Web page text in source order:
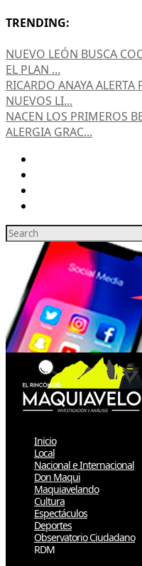
TRENDING:
NUEVO LEÓN BUSCA
EL PLAN ...
RICARDO ANAYA
NUEVOS LI...
NACEN LOS PRIMEROS
ALERGIA GRAC...
Inicio
Local
Nacional e Internacional
Don Maqui
Maquiavelando
Cultura
Espectáculos
Deportes
Observatorio Ciudadano
RDM